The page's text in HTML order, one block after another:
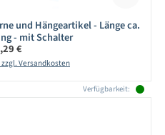
und Hängeartikel - Länge ca.
- mit Schalter
Preis:
€
Versandkosten
Verfügbarkeit: